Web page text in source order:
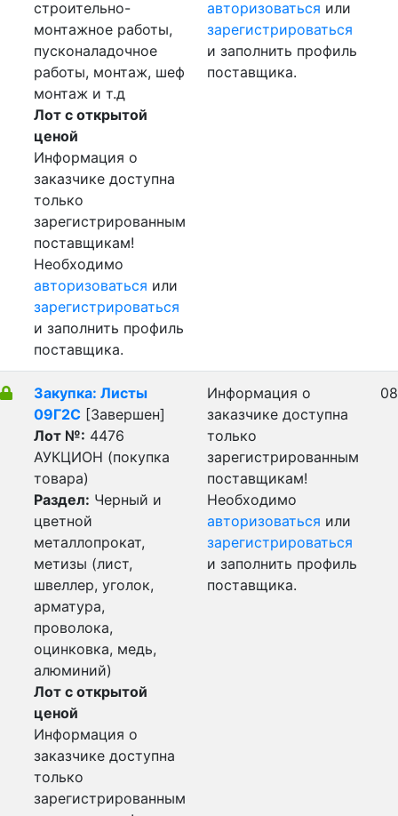
строительно-
монтажное работы,
пусконаладочное
работы, монтаж, шеф
монтаж и т.д
Лот с открытой
ценой
Информация о
заказчике доступна
только
зарегистрированным
поставщикам!
Необходимо
авторизоваться или
зарегистрироваться
и заполнить профиль
поставщика.
авторизоваться или
зарегистрироваться
и заполнить профиль
поставщика.
Закупка: Листы
09Г2С [Завершен]
Лот №: 4476
АУКЦИОН (покупка
товара)
Раздел: Черный и
цветной
металлопрокат,
метизы (лист,
швеллер, уголок,
арматура,
проволока,
оцинковка, медь,
алюминий)
Лот с открытой
ценой
Информация о
заказчике доступна
только
зарегистрированным
Информация о
заказчике доступна
только
зарегистрированным
поставщикам!
Необходимо
авторизоваться или
зарегистрироваться
и заполнить профиль
поставщика.